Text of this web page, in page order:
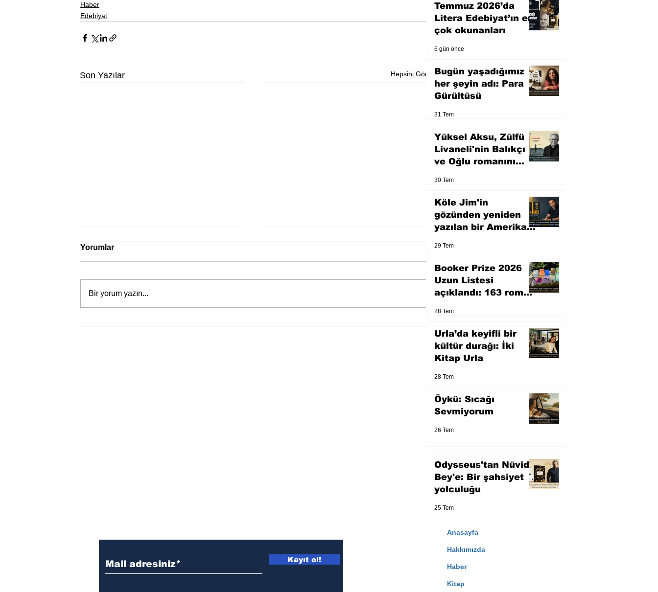
Haber
Edebiyat
Son Yazılar Hepsini Gör
Yorumlar
Bir yorum yazın...
Temmuz 2026’da
Litera Edebiyat’ın en
çok okunanları
6 gün önce
Bugün yaşadığımız
her şeyin adı: Para
Gürültüsü
31 Tem
Yüksel Aksu, Zülfü
Livaneli'nin Balıkçı
ve Oğlu romanını
30 Tem
Köle Jim'in
gözünden yeniden
yazılan bir Amerikan
29 Tem
Booker Prize 2026
Uzun Listesi
açıklandı: 163 roman
28 Tem
Urla’da keyifli bir
kültür durağı: İki
Kitap Urla
28 Tem
Öykü: Sıcağı
Sevmiyorum
26 Tem
Odysseus'tan Nüvid
Bey'e: Bir şahsiyet
yolculuğu
25 Tem
Kayıt ol!
Anasayfa
Hakkımızda
Haber
Kitap